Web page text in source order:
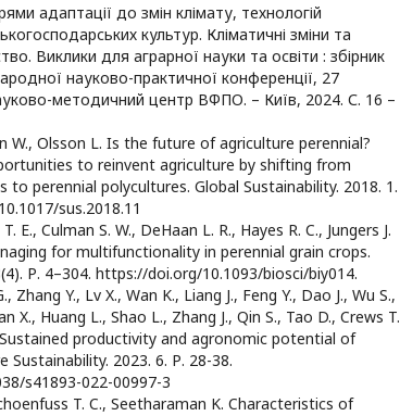
адаптації до змін клімату, технологій
культур. Кліматичні зміни та
Виклики для аграрної науки та освіти : збірник
науково-практичної конференції, 27
методичний центр ВФПО. – Київ, 2024. С. 16 –
W., Olsson L. Is the future of agriculture perennial?
to reinvent agriculture by shifting from
to perennial polycultures. Global Sustainability. 2018. 1.
sus.2018.11
E., Culman S. W., DeHaan L. R., Hayes R. C., Jungers J.
for multifunctionality in perennial grain crops.
Р. 4–304. https://doi.org/10.1093/biosci/biy014.
Zhang Y., Lv X., Wan K., Liang J., Feng Y., Dao J., Wu S.,
X., Huang L., Shao L., Zhang J., Qin S., Tao D., Crews T.
Sustained productivity and agronomic potential of
Sustainability. 2023. 6. Р. 28-38.
s41893-022-00997-3
T. C., Seetharaman K. Characteristics of